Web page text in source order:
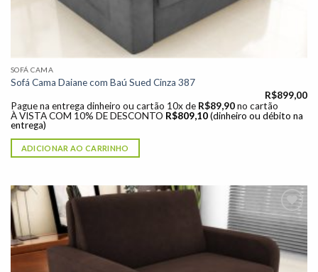
SOFÁ CAMA
Sofá Cama Daiane com Baú Sued Cinza 387
R$899,00
Pague na entrega dinheiro ou cartão 10x de R$89,90 no cartão
À VISTA COM 10% DE DESCONTO R$809,10 (dinheiro ou débito na
entrega)
ADICIONAR AO CARRINHO
Adicionar
à lista de
desejos"